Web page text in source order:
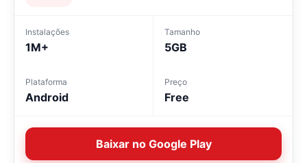
Instalações
1M+
Tamanho
5GB
Plataforma
Android
Preço
Free
Baixar no Google Play